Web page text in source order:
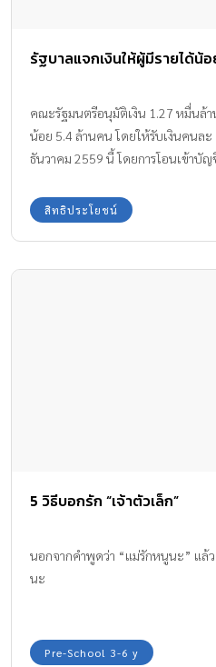
รัฐบาลแจกเงินให้ผู้มีรายได้น้
คณะรัฐมนตรีอนุมัติเงิน 1.27 หมื่นล้
น้อย 5.4 ล้านคน โดยให้รับเงินคนละ
ธันวาคม 2559 นี้ โดยการโอนเข้าบั
แห่งรัฐ
สิทธิประโยชน์
5 วิธีบอกรัก “เจ้าตัวเล็ก”
นอกจากคำพูดว่า “แม่รักหนูนะ” แล้
นะ
Pre-School 3-6 y